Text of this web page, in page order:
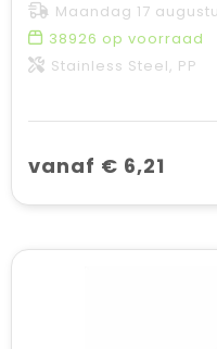
Maandag 17
38926 op voorraad
Stainless Steel, PP
vanaf € 6,21